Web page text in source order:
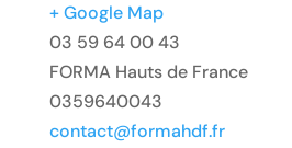
+ Google Map
03 59 64 00 43
FORMA Hauts de France
0359640043
contact@formahdf.fr